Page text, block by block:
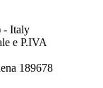
- Italy
e P.IVA
189678